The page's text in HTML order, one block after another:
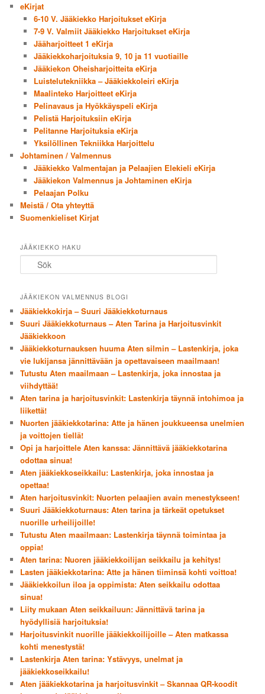
eKirjat
6-10 V. Jääkiekko Harjoitukset eKirja
7-9 V. Valmiit Jääkiekko Harjoitukset eKirja
Jääharjoitteet 1 eKirja
Jääkiekkoharjoituksia 9, 10 ja 11 vuotiaille
Jääkiekon Oheisharjoitteita eKirja
Luistelutekniikka – Jääkiekkoleiri eKirja
Maalinteko Harjoitteet eKirja
Pelinavaus ja Hyökkäyspeli eKirja
Pelistä Harjoituksiin eKirja
Pelitanne Harjoituksia eKirja
Yksilöllinen Tekniikka Harjoittelu
Johtaminen / Valmennus
Jääkiekko Valmentajan ja Pelaajien Elekieli eKirja
Jääkiekon Valmennus ja Johtaminen eKirja
Pelaajan Polku
Meistä / Ota yhteyttä
Suomenkieliset Kirjat
JÄÄKIEKKO HAKU
JÄÄKIEKON VALMENNUS BLOGI
Jääkiekkokirja – Suuri Jääkiekkoturnaus
Suuri Jääkiekkoturnaus – Aten Tarina ja Harjoitusvinkit
Jääkiekkoon
Jääkiekkoturnauksen huuma Aten silmin – Lastenkirja, joka
vie lukijansa jännittävään ja opettavaiseen maailmaan!
Tutustu Aten maailmaan – Lastenkirja, joka innostaa ja
viihdyttää!
Aten tarina ja harjoitusvinkit: Lastenkirja täynnä intohimoa ja
liikettä!
Nuorten jääkiekkotarina: Atte ja hänen joukkueensa unelmien
ja voittojen tiellä!
Opi ja harjoittele Aten kanssa: Jännittävä jääkiekkotarina
odottaa sinua!
Aten jääkiekkoseikkailu: Lastenkirja, joka innostaa ja
opettaa!
Aten harjoitusvinkit: Nuorten pelaajien avain menestykseen!
Suuri Jääkiekkoturnaus: Aten tarina ja tärkeät opetukset
nuorille urheilijoille!
Tutustu Aten maailmaan: Lastenkirja täynnä toimintaa ja
oppia!
Aten tarina: Nuoren jääkiekkoilijan seikkailu ja kehitys!
Lasten jääkiekkotarina: Atte ja hänen tiiminsä kohti voittoa!
Jääkiekkoilun iloa ja oppimista: Aten seikkailu odottaa
sinua!
Liity mukaan Aten seikkailuun: Jännittävä tarina ja
hyödyllisiä harjoituksia!
Harjoitusvinkit nuorille jääkiekkoilijoille – Aten matkassa
kohti menestystä!
Lastenkirja Aten tarina: Ystävyys, unelmat ja
jääkiekkoseikkailu!
Aten jääkiekkotarina ja harjoitusvinkit – Skannaa QR-koodit